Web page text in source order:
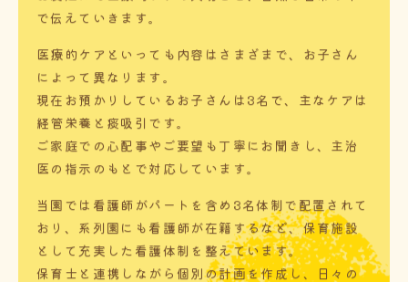
で伝えていきます。
医療的ケアといっても内容はさまざまで、お子さん
によって異なります。
現在お預かりしているお子さんは3名で、主なケアは
経管栄養と痰吸引です。
ご家庭での心配事やご要望も丁寧にお聞きし、主治
医の指示のもとで対応しています。
当園では看護師がパートを含め3名体制で配置されて
おり、系列園にも看護師が在籍するなど、保育施設
として充実した看護体制を整えています。
保育士と連携しながら個別の計画を作成し、日々の